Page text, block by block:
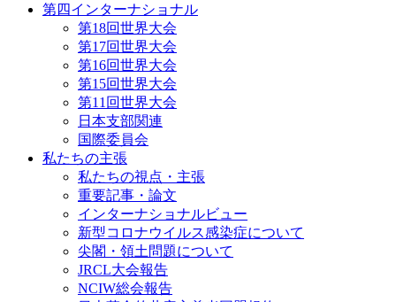
第四インターナショナル
第18回世界大会
第17回世界大会
第16回世界大会
第15回世界大会
第11回世界大会
日本支部関連
国際委員会
私たちの主張
私たちの視点・主張
重要記事・論文
インターナショナルビュー
新型コロナウイルス感染症について
尖閣・領土問題について
JRCL大会報告
NCIW総会報告